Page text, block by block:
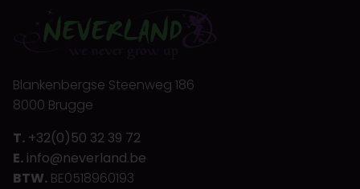
Blankenbergse Steenweg 186
8000 Brugge
T. +32(0)50 32 39 72
E. info@neverland.be
BTW. BE0518960193